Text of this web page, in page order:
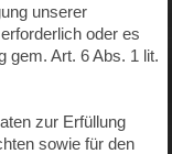
unserer
oder es
gem. Art. 6 Abs. 1 lit.
zur Erfüllung
sowie für den